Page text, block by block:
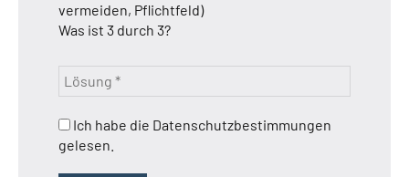
vermeiden, Pflichtfeld)
Was ist 3 durch 3?
Ich habe die Datenschutzbestimmungen
gelesen.